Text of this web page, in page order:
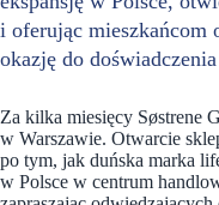
i oferując mieszkańcom
okazję do
Za kilka miesięcy Søstrene
w Warszawie. Otwarcie
po tym, jak duńska marka
w Polsce w centrum